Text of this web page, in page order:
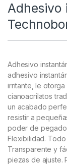
Adhesivo
Adhesivo
adhesivo
irritante, le
cianoacrilatos
un acabado
resistir a
poder de
Flexibilidad.
Transparente y
piezas de ajuste.